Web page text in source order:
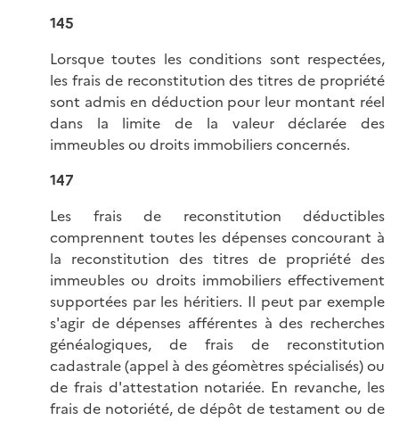
145
Lorsque toutes les conditions sont respectées,
les frais de reconstitution des titres de propriété
sont admis en déduction pour leur montant réel
dans la limite de la valeur déclarée des
immeubles ou droits immobiliers concernés.
147
Les frais de reconstitution déductibles
comprennent toutes les dépenses concourant à
la reconstitution des titres de propriété des
immeubles ou droits immobiliers effectivement
supportées par les héritiers. Il peut par exemple
s'agir de dépenses afférentes à des recherches
généalogiques, de frais de reconstitution
cadastrale (appel à des géomètres spécialisés) ou
de frais d'attestation notariée. En revanche, les
frais de notoriété, de dépôt de testament ou de